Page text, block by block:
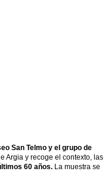
San Telmo y el grupo de
Argia y recoge el contexto, las
60 años. La muestra se